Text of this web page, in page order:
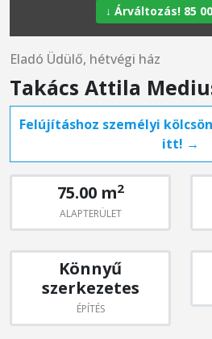
↓ Árváltozás! 85
Eladó Üdülő, hétvégi ház
Takács Attila
Felújításhoz személyi
itt! →
75.00 m2
ALAPTERÜLET
Könnyű
szerkezetes
ÉPÍTÉS